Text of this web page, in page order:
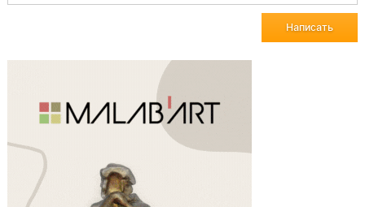
Написать